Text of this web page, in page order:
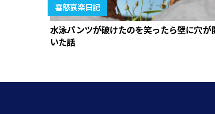
喜怒哀楽日記
水泳パンツが破けたのを笑ったら壁に穴が
いた話